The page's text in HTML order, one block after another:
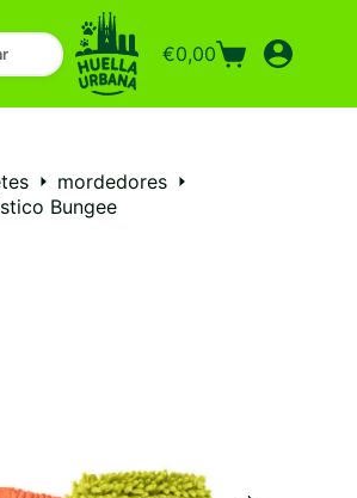
Carro
compra
€0,00
mordedores
Bungee